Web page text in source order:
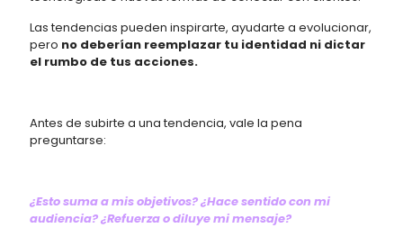
Las tendencias pueden inspirarte, ayudarte a evolucionar,
pero no deberían reemplazar tu identidad ni dictar
el rumbo de tus acciones.
Antes de subirte a una tendencia, vale la pena
preguntarse:
¿Esto suma a mis objetivos? ¿Hace sentido con mi
audiencia? ¿Refuerza o diluye mi mensaje?